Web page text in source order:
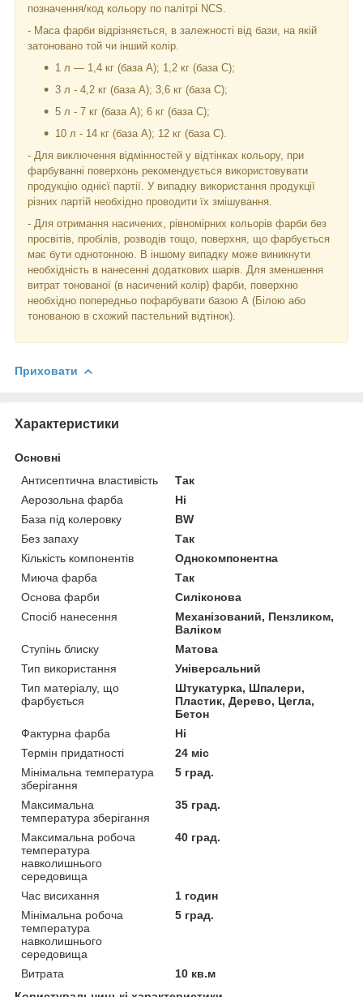
позначення/код кольору по палітрі NCS.
- Маса фарби відрізняється, в залежності від бази, на якій
затоновано той чи інший колір.
1 л — 1,4 кг (база А); 1,2 кг (база С);
3 л - 4,2 кг (база А); 3,6 кг (база C);
5 л - 7 кг (база А); 6 кг (база С);
10 л - 14 кг (база А); 12 кг (база С).
- Для виключення відмінностей у відтінках кольору, при
фарбуванні поверхонь рекомендується використовувати
продукцію однієї партії. У випадку використання продукції
різних партій необхідно проводити їх змішування.
- Для отримання насичених, рівномірних кольорів фарби без
просвітів, пробілів, розводів тощо, поверхня, що фарбується
має бути однотонною. В іншому випадку може виникнути
необхідність в нанесенні додаткових шарів. Для зменшення
витрат тонованої (в насичений колір) фарби, поверхню
необхідно попередньо пофарбувати базою А (Білою або
тонованою в схожий пастельний відтінок).
Приховати
Характеристики
Основні
Антисептична властивість
Так
Аерозольна фарба
Ні
База під колеровку
BW
Без запаху
Так
Кількість компонентів
Однокомпонентна
Миюча фарба
Так
Основа фарби
Силіконова
Спосіб нанесення
Механізований, Пензликом,
Валіком
Ступінь блиску
Матова
Тип використання
Універсальний
Тип матеріалу, що
фарбується
Штукатурка, Шпалери,
Пластик, Дерево, Цегла,
Бетон
Фактурна фарба
Ні
Термін придатності
24 міс
Мінімальна температура
зберігання
5 град.
Максимальна
температура зберігання
35 град.
Максимальна робоча
температура
навколишнього
середовища
40 град.
Час висихання
1 годин
Мінімальна робоча
температура
навколишнього
середовища
5 град.
Витрата
10 кв.м